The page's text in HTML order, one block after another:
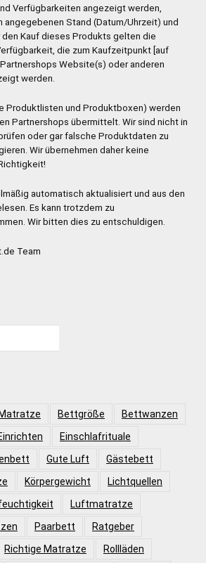
Verfügbarkeiten angezeigt werden,
Stand (Datum/Uhrzeit) und
den Kauf dieses Produkts gelten die
die zum Kaufzeitpunkt [auf
Website(s) oder anderen
werden.
Produktlisten und Produktboxen) werden
Partnershops übermittelt. Wir sind nicht in
oder gar falsche Produktdaten zu
Wir übernehmen daher keine
automatisch aktualisiert und aus den
Es kann trotzdem zu
Wir bitten dies zu entschuldigen.
Team
Bettgröße
Bettwanzen
Einschlafrituale
Gute Luft
Gästebett
Körpergewicht
Lichtquellen
Luftmatratze
Paarbett
Ratgeber
Richtige Matratze Rollläden